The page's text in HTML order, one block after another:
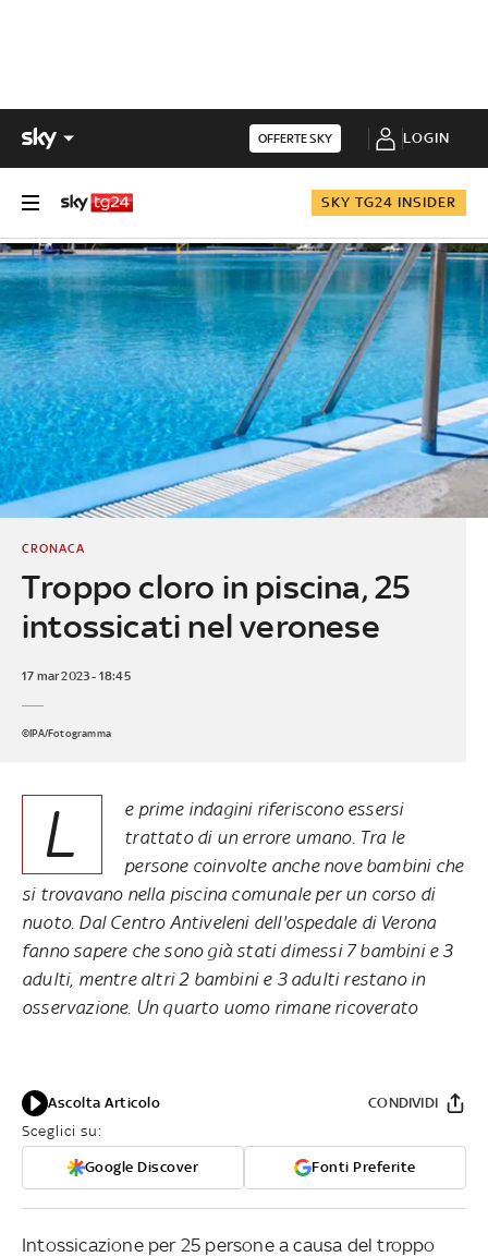
OFFERTE SKY LOGIN
SKY TG24 INSIDER
Troppo cloro in piscina, 25
intossicati nel veronese
CRONACA
17 mar 2023 - 18:45
©IPA/Fotogramma
L
e prime indagini riferiscono essersi
trattato di un errore umano. Tra le
persone coinvolte anche nove bambini che
si trovavano nella piscina comunale per un corso di
nuoto. Dal Centro Antiveleni dell'ospedale di Verona
fanno sapere che sono già stati dimessi 7 bambini e 3
adulti, mentre altri 2 bambini e 3 adulti restano in
osservazione. Un quarto uomo rimane ricoverato
Ascolta Articolo
Sceglici su:
Google Discover Fonti Preferite
CONDIVIDI
Intossicazione per 25 persone a causa del troppo